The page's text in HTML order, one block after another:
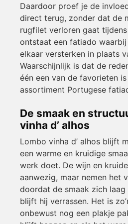
Daardoor proef je de
direct terug, zonder dat de
rugfilet verloren gaat
ontstaat een fatiado
elkaar versterken in plaats
Waarschijnlijk is dat de
één een van de favorieten
assortiment Portugese
De smaak en
vinha d’ alhos
Lombo vinha d’ alhos blijft
een warme en kruidige
werk doet. De wijn en
aanwezig, maar nemen het
doordat de smaak zich
blijft hij verrassen. Het is
onbewust nog een plakje